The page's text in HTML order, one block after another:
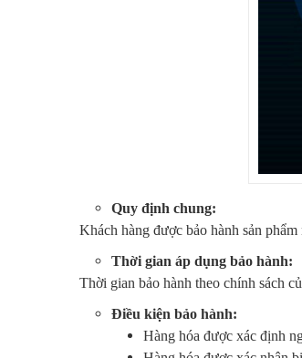
Quy định chung:
Khách hàng được bảo hành sản
Thời gian áp dụng bảo hành:
Thời gian bảo hành theo chính sách
Điều kiện bảo hành:
Hàng hóa được xác định